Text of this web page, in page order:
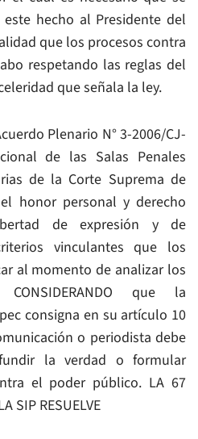
hecho al Presidente del
que los procesos contra
respetando las reglas del
que señala la ley.
Plenario N° 3-2006/CJ-
de las Salas Penales
de la Corte Suprema de
honor personal y derecho
de expresión y de
vinculantes que los
al momento de analizar los
que la
consigna en su artículo 10
o periodista debe
la verdad o formular
el poder público. LA 67
SIP RESUELVE